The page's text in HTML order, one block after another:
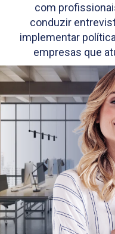
com
conduzir
implementar
empresas que